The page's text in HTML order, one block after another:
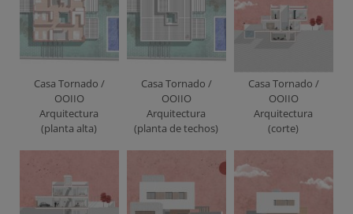
Casa Tornado /
OOIIO
Arquitectura
(planta alta)
Casa Tornado /
OOIIO
Arquitectura
(planta de techos)
Casa Tornado /
OOIIO
Arquitectura
(corte)